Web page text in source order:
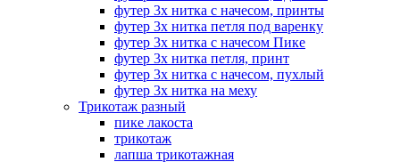
футер 3х нитка с начесом, принты
футер 3х нитка петля под варенку
футер 3х нитка с начесом Пике
футер 3х нитка петля, принт
футер 3х нитка с начесом, пухлый
футер 3х нитка на меху
Трикотаж разный
пике лакоста
трикотаж
лапша трикотажная